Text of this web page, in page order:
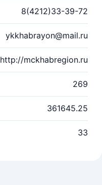
8(4212)33-39-72
ykkhabrayon@mail.ru
http://mckhabregion.ru
269
361645.25
33